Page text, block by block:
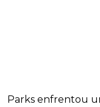
Parks enfrentou